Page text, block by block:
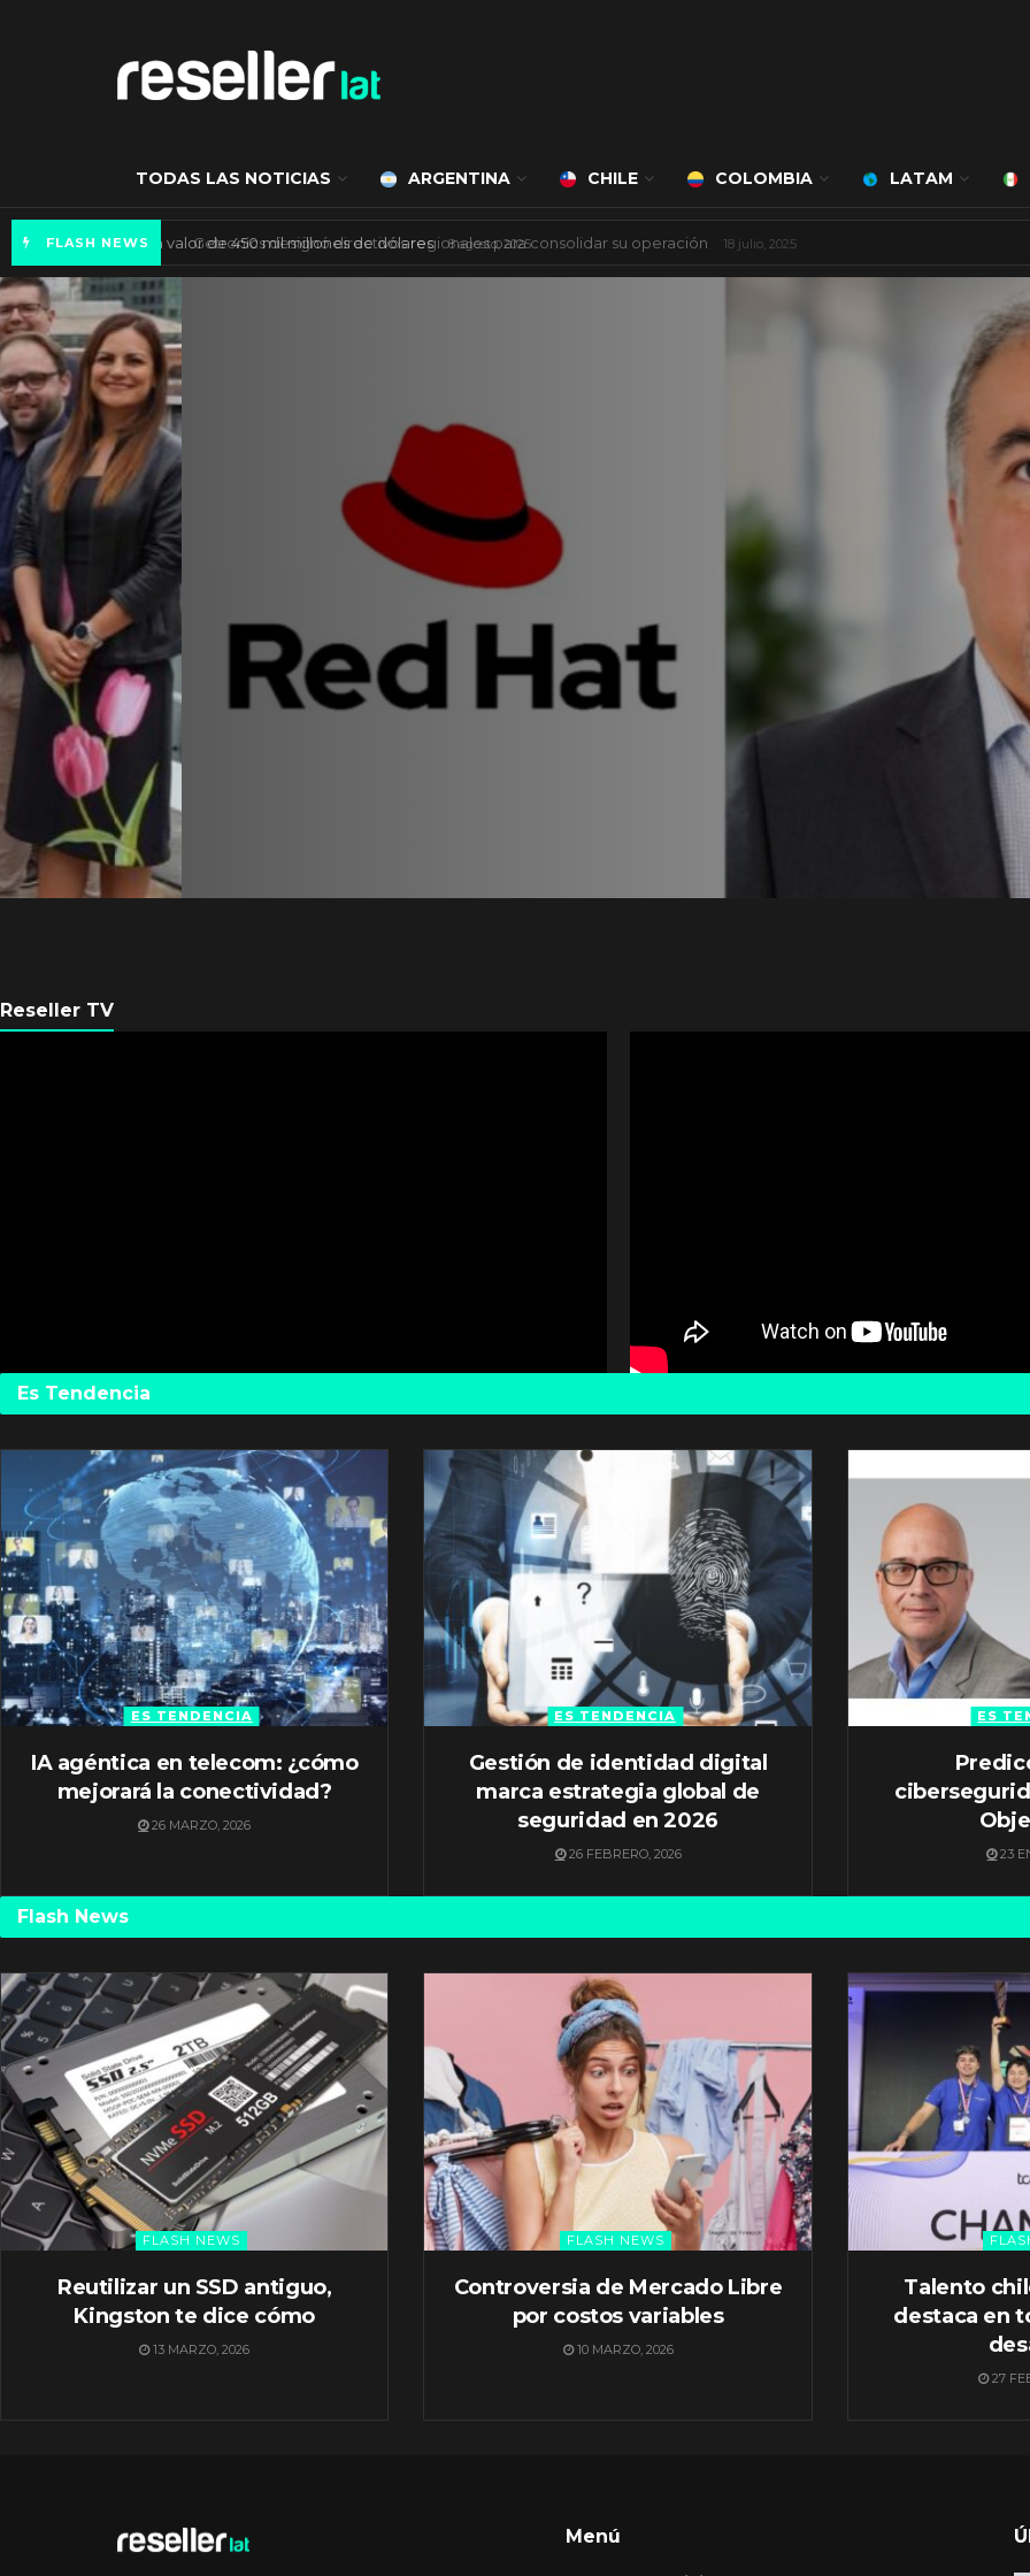
TODAS LAS NOTICIAS ARGENTINA CHILE COLOMBIA LATAM
FLASH NEWS Mercado de IA agéntica tiene un valor de 450 mil millones de dólares 8 agosto, 2025
ES NOTICIA
Equipo de Red Hat en
Latam se consolida con
Sinuhé Sánchez
POR REDACCIÓN LATAM 4 AGOSTO, 2026
Reseller TV
Es Tendencia
ES TENDENCIA
IA agéntica en telecom: ¿cómo
mejorará la conectividad?
26 MARZO, 2026
ES TENDENCIA
Gestión de identidad digital
marca estrategia global de
seguridad en 2026
26 FEBRERO, 2026
ES
23
Flash News
FLASH NEWS
Reutilizar un SSD antiguo,
Kingston te dice cómo
13 MARZO, 2026
FLASH NEWS
Controversia de Mercado Libre
por costos variables
10 MARZO, 2026
Talento
destaca en
27
Menú